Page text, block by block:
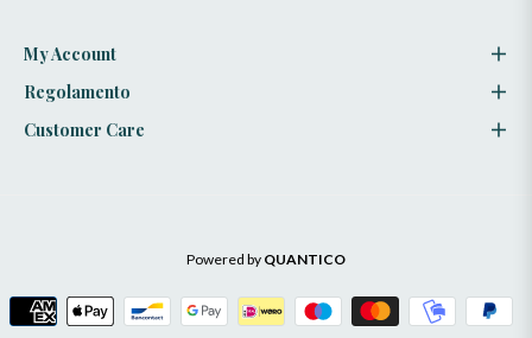
My Account
Regolamento
Customer Care
Powered by QUANTICO